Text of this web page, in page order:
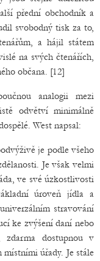
přední obchodník a
svobodný tisk za to,
a hájil státem
na svých čtenářích,
občana. [12]
analogii mezi
odvětví minimálně
West napsal:
je podle všeho
Je však velmi
ve své úzkostlivosti
úroveň jídla a
stravování
ke zvýšení daní nebo
zdarma dostupnou v
úřady. Je stále